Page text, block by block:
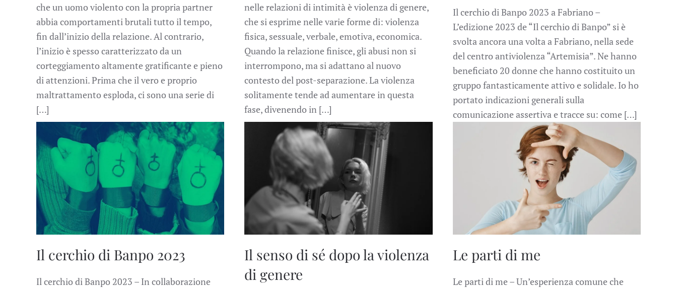
che un uomo violento con la propria partner
abbia comportamenti brutali tutto il tempo,
fin dall’inizio della relazione. Al contrario,
l’inizio è spesso caratterizzato da un
corteggiamento altamente gratificante e pieno
di attenzioni. Prima che il vero e proprio
maltrattamento esploda, ci sono una serie di
[…]
nelle relazioni di intimità è violenza di genere,
che si esprime nelle varie forme di: violenza
fisica, sessuale, verbale, emotiva, economica.
Quando la relazione finisce, gli abusi non si
interrompono, ma si adattano al nuovo
contesto del post-separazione. La violenza
solitamente tende ad aumentare in questa
fase, divenendo in […]
Il cerchio di Banpo 2023 a Fabriano –
L’edizione 2023 de “Il cerchio di Banpo” si è
svolta ancora una volta a Fabriano, nella sede
del centro antiviolenza “Artemisia”. Ne hanno
beneficiato 20 donne che hanno costituito un
gruppo fantasticamente attivo e solidale. Io ho
portato indicazioni generali sulla
comunicazione assertiva e tracce su: come […]
Il cerchio di Banpo 2023
Il cerchio di Banpo 2023 – In collaborazione
Il senso di sé dopo la violenza
di genere
Le parti di me
Le parti di me – Un’esperienza comune che